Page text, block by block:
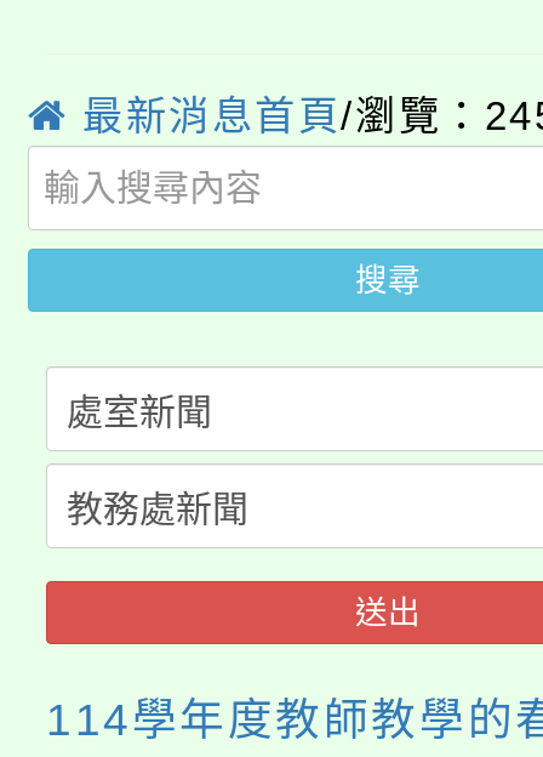
系所師生報名參加。
學籍身 分審查程序及
版
淨零綠領人才培育課程
公告本校115學年度第
代理(課)教師甄選結果(
「2026金融保險知識
桃園市115學年度學生
代理(課)教師甄選結果(
公告本校115學年度第
代理(課)教師甄選結果(
轉知中國文化大學推廣
《TA101》溝通分析基
程，歡迎學生輔導中心
系所師生報名參加。
最新消息首頁/瀏覽：
搜尋
送出
114學年度教師教學的